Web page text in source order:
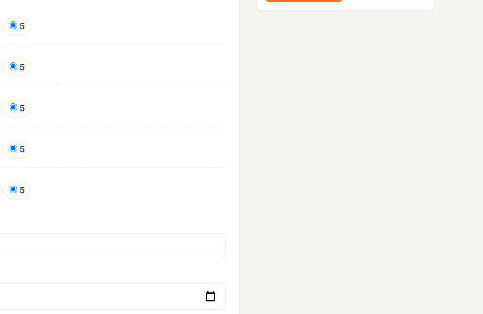
5
5
5
5
5